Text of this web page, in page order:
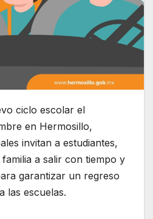
ciclo escolar el
en Hermosillo,
invitan a estudiantes,
a salir con tiempo y
garantizar un regreso
las escuelas.